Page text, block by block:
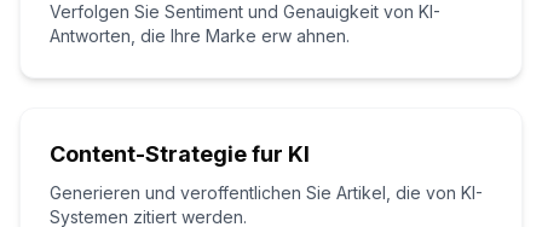
Verfolgen Sie Sentiment und Genauigkeit von KI-
Antworten, die Ihre Marke erw ahnen.
Content-Strategie fur KI
Generieren und veroffentlichen Sie Artikel, die von KI-
Systemen zitiert werden.